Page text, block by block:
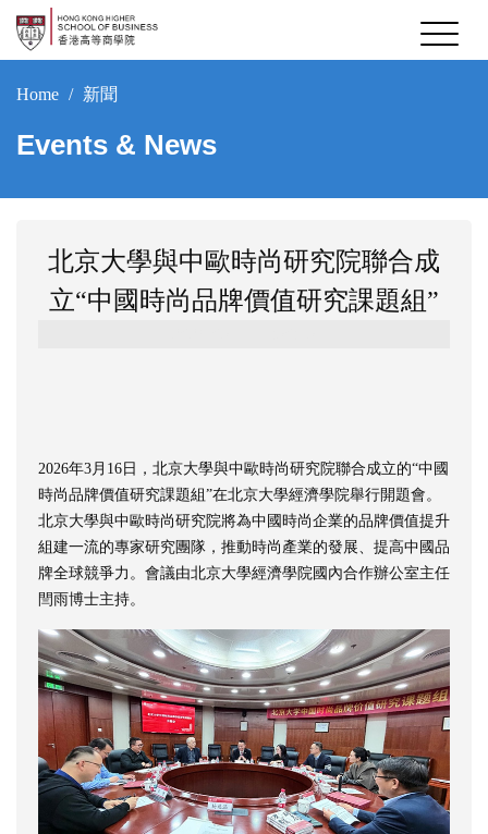
Home 新聞
Events & News
北京大學與中歐時尚研究院聯合成
立“中國時尚品牌價值研究課題組”
2026年3月16日，北京大學與中歐時尚研究院聯合成立的“中國
時尚品牌價值研究課題組”在北京大學經濟學院舉行開題會。
北京大學與中歐時尚研究院將為中國時尚企業的品牌價值提升
組建一流的專家研究團隊，推動時尚產業的發展、提高中國品
牌全球競爭力。會議由北京大學經濟學院國內合作辦公室主任
閆雨博士主持。